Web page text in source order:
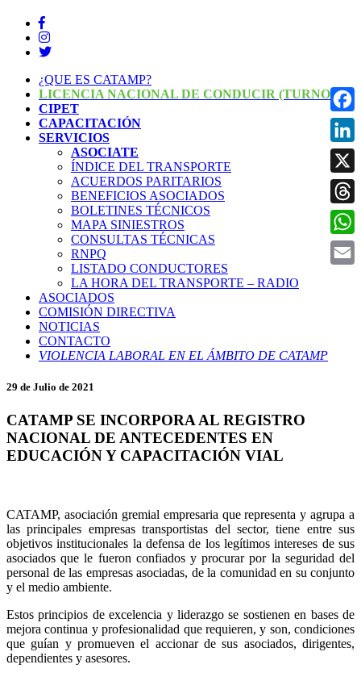
¿QUE ES CATAMP?
LICENCIA NACIONAL DE CONDUCIR (TURNOS)
CIPET
CAPACITACIÓN
SERVICIOS
ASOCIATE
ÍNDICE DEL TRANSPORTE
ACUERDOS PARITARIOS
BENEFICIOS ASOCIADOS
BOLETINES TÉCNICOS
MAPA SINIESTROS
CONSULTAS TÉCNICAS
RNPQ
LISTADO CONDUCTORES
LA HORA DEL TRANSPORTE – RADIO
ASOCIADOS
COMISIÓN DIRECTIVA
NOTICIAS
CONTACTO
VIOLENCIA LABORAL EN EL ÁMBITO DE CATAMP
29 de Julio de 2021
CATAMP SE INCORPORA AL REGISTRO
NACIONAL DE ANTECEDENTES EN
EDUCACIÓN Y CAPACITACIÓN VIAL
CATAMP, asociación gremial empresaria que representa y agrupa a
las principales empresas transportistas del sector, tiene entre sus
objetivos institucionales la defensa de los legítimos intereses de sus
asociados que le fueron confiados y procurar por la seguridad del
personal de las empresas asociadas, de la comunidad en su conjunto
y el medio ambiente.
Estos principios de excelencia y liderazgo se sostienen en bases de
mejora continua y profesionalidad que requieren, y son, condiciones
que guían y promueven el accionar de sus asociados, dirigentes,
dependientes y asesores.
X